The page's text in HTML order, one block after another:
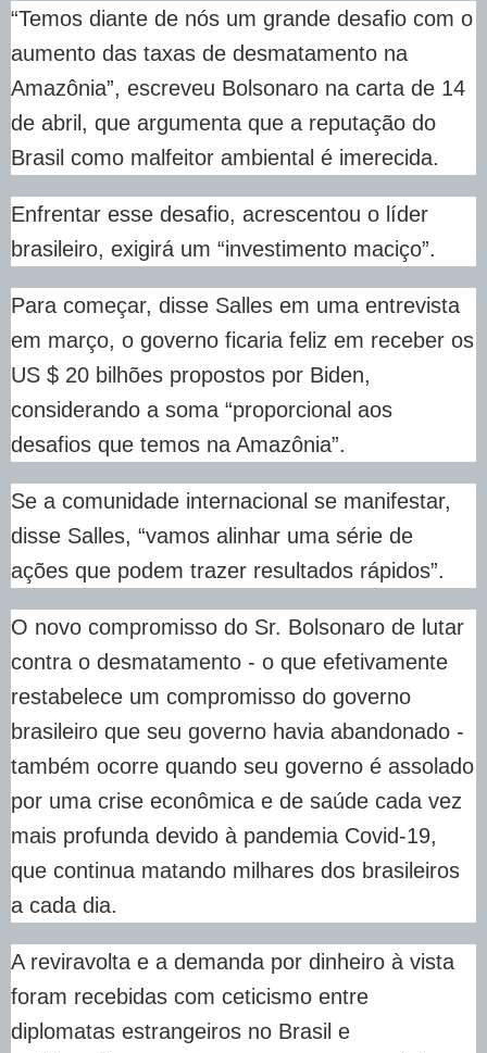
“Temos diante de nós um grande desafio com o
aumento das taxas de desmatamento na
Amazônia”, escreveu Bolsonaro na carta de 14
de abril, que argumenta que a reputação do
Brasil como malfeitor ambiental é imerecida.
Enfrentar esse desafio, acrescentou o líder
brasileiro, exigirá um “investimento maciço”.
Para começar, disse Salles em uma entrevista
em março, o governo ficaria feliz em receber os
US $ 20 bilhões propostos por Biden,
considerando a soma “proporcional aos
desafios que temos na Amazônia”.
Se a comunidade internacional se manifestar,
disse Salles, “vamos alinhar uma série de
ações que podem trazer resultados rápidos”.
O novo compromisso do Sr. Bolsonaro de lutar
contra o desmatamento - o que efetivamente
restabelece um compromisso do governo
brasileiro que seu governo havia abandonado -
também ocorre quando seu governo é assolado
por uma crise econômica e de saúde cada vez
mais profunda devido à pandemia Covid-19,
que continua matando milhares dos brasileiros
a cada dia.
A reviravolta e a demanda por dinheiro à vista
foram recebidas com ceticismo entre
diplomatas estrangeiros no Brasil e